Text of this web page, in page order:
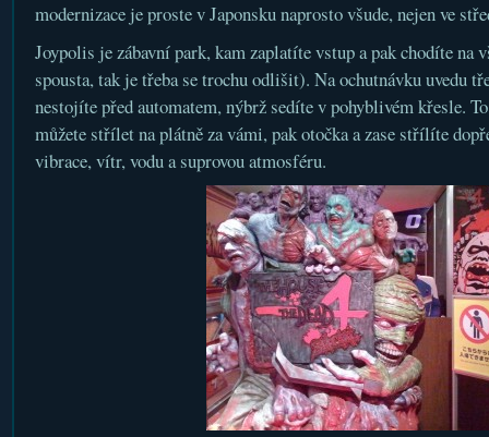
modernizace je proste v Japonsku naprosto všude, nejen ve
Joypolis je zábavní park, kam zaplatíte vstup a pak chodíte na
spousta, tak je třeba se trochu odlišit). Na ochutnávku uvedu
nestojíte před automatem, nýbrž sedíte v pohyblivém křesle.
můžete střílet na plátně za vámi, pak otočka a zase střílíte
vibrace, vítr, vodu a suprovou atmosféru.